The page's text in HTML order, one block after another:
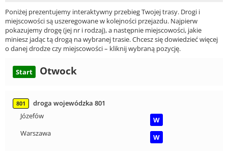
Poniżej prezentujemy interaktywny przebieg Twojej trasy. Drogi i
miejscowości są uszeregowane w kolejności przejazdu. Najpierw
pokazujemy drogę (jej nr i rodzaj), a następnie miejscowości, jakie
miniesz jadąc tą drogą na wybranej trasie. Chcesz się dowiedzieć więcej
o danej drodze czy miejscowości – kliknij wybraną pozycję.
Start Otwock
801
droga wojewódzka 801
Józefów
W
Warszawa
W